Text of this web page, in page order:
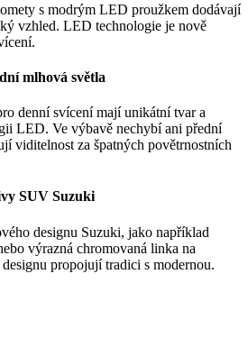
s modrým LED proužkem dodávají
vzhled. LED technologie je nově
mlhová světla
denní svícení mají unikátní tvar a
LED. Ve výbavě nechybí ani přední
viditelnost za špatných povětrnostních
SUV Suzuki
designu Suzuki, jako například
výrazná chromovaná linka na
propojují tradici s modernou.